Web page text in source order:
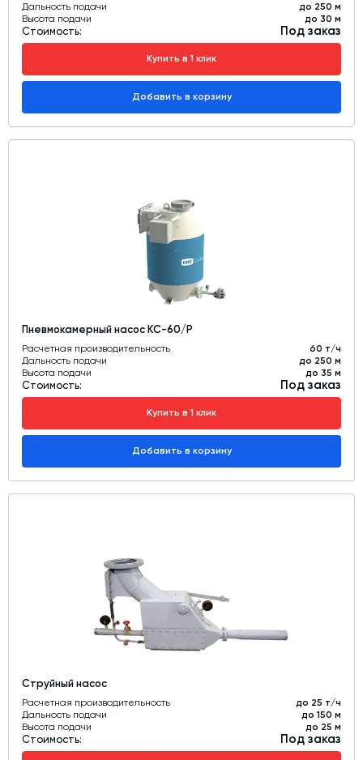
Дальность подачи
до 250 м
Высота подачи
до 30 м
Стоимость: Под заказ
Купить в 1 клик
Добавить в корзину
Пневмокамерный насос КС-60/Р
Расчетная производительность
60 т/ч
Дальность подачи
до 250 м
Высота подачи
до 35 м
Стоимость: Под заказ
Купить в 1 клик
Добавить в корзину
Струйный насос
Расчетная производительность
до 25 т/ч
Дальность подачи
до 150 м
Высота подачи
до 25 м
Стоимость: Под заказ